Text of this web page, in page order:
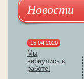
Новости
15.04.2020
Мы
вернулись к
работе!